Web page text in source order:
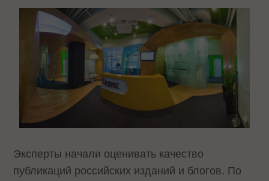
Эксперты начали оценивать качество
публикаций российских изданий и блогов. По